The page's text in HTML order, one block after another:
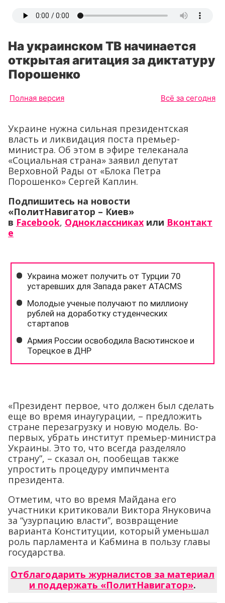
На украинском ТВ начинается
открытая агитация за диктатуру
Порошенко
Полная версия Всё за сегодня
Украине нужна сильная президентская
власть и ликвидация поста премьер-
министра. Об этом в эфире телеканала
«Социальная страна» заявил депутат
Верховной Рады от «Блока Петра
Порошенко» Сергей Каплин.
Подпишитесь на новости
«ПолитНавигатор – Киев»
в Facebook, Одноклассниках или Вконтакт
е
«Президент первое, что должен был сделать
еще во время инаугурации, – предложить
стране перезагрузку и новую модель. Во-
первых, убрать институт премьер-министра
Украины. Это то, что всегда разделяло
страну”, – сказал он, пообещав также
упростить процедуру импичмента
президента.
Отметим, что во время Майдана его
участники критиковали Виктора Януковича
за “узурпацию власти”, возвращение
варианта Конституции, который уменьшал
роль парламента и Кабмина в пользу главы
государства.
Отблагодарить журналистов за материал
и поддержать «ПолитНавигатор».